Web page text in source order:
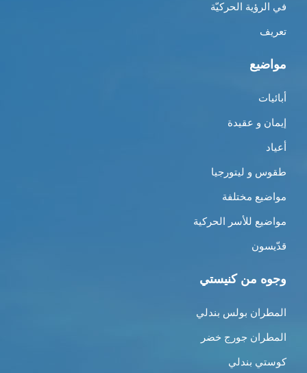
في الرؤية الحركيّة
تعريف
مواضيع
أبائيات
إيمان و عقيدة
أعياد
طقوس و ليتورجيا
مواضيع مختلفة
مواضيع للأسر الحركية
قدّيسون
وجوه من كنيستي
المطران بولس بندلي
المطران جورج خضر
كوستي بندلي